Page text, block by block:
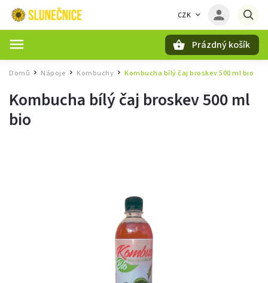
CZK
Prázdný košík
Domů / Nápoje / Kombuchy / Kombucha bílý čaj broskev 500 ml bio
Kombucha bílý čaj broskev 500 ml
bio